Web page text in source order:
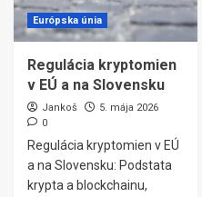
Európska únia
Regulácia kryptomien
v EÚ a na Slovensku
Jankoš
5. mája 2026
0
Regulácia kryptomien v EÚ
a na Slovensku: Podstata
krypta a blockchainu,